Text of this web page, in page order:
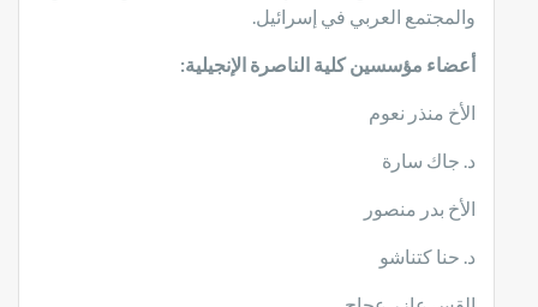
والمجتمع العربي في إسرائيل.
أعضاء مؤسسين كلية الناصرة الإنجيلية:
الأخ منذر نعوم
د. جاك سارة
الأخ بدر منصور
د. حنا كتناشو